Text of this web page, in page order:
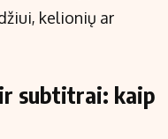
kelionių ar
subtitrai: kaip